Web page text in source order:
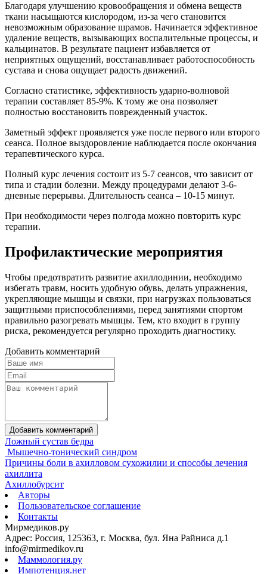
Благодаря улучшению кровообращения и обмена веществ
ткани насыщаются кислородом, из-за чего становится
невозможным образование шрамов. Начинается эффективное
удаление веществ, вызывающих воспалительные процессы, и
кальцинатов. В результате пациент избавляется от
неприятных ощущений, восстанавливает работоспособность
сустава и снова ощущает радость движений.
Согласно статистике, эффективность ударно-волновой
терапии составляет 85-9%. К тому же она позволяет
полностью восстановить поврежденный участок.
Заметный эффект проявляется уже после первого или второго
сеанса. Полное выздоровление наблюдается после окончания
терапевтического курса.
Полный курс лечения состоит из 5-7 сеансов, что зависит от
типа и стадии болезни. Между процедурами делают 3-6-
дневные перерывы. Длительность сеанса – 10-15 минут.
При необходимости через полгода можно повторить курс
терапии.
Профилактические мероприятия
Чтобы предотвратить развитие ахиллодинии, необходимо
избегать травм, носить удобную обувь, делать упражнения,
укрепляющие мышцы и связки, при нагрузках пользоваться
защитными приспособлениями, перед занятиями спортом
правильно разогревать мышцы. Тем, кто входит в группу
риска, рекомендуется регулярно проходить диагностику.
Добавить комментарий
Добавить комментарий
Ложный сустав бедра
Мышечно-тонический синдром
Причины боли в ахилловом сухожилии и способы лечения
ахиллита
Ахиллобурсит
Авторы
Пользовательское соглашение
Контакты
Мирмедиков.ру
Адрес: Россия, 125363, г. Москва, бул. Яна Райниса д.1
info@mirmedikov.ru
Маммология.ру
Импотенция.нет